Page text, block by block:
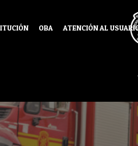
OBA ATENCIÓN AL